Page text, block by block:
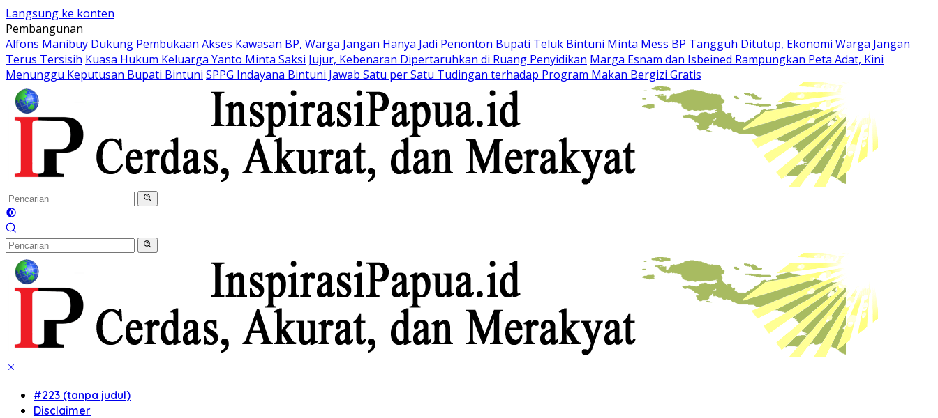
Langsung ke konten
Pembangunan
Alfons Manibuy Dukung Pembukaan Akses Kawasan BP, Warga Jangan Hanya Jadi Penonton Bupati Teluk Bintuni Minta Mess BP Tangguh Ditutup, Ekonomi Warga Jangan
Terus Tersisih Kuasa Hukum Keluarga Yanto Minta Saksi Jujur, Kebenaran Dipertaruhkan di Ruang Penyidikan Marga Esnam dan Isbeined Rampungkan Peta Adat, Kini
Menunggu Keputusan Bupati Bintuni SPPG Indayana Bintuni Jawab Satu per Satu Tudingan terhadap Program Makan Bergizi Gratis
#223 (tanpa judul)
Disclaimer